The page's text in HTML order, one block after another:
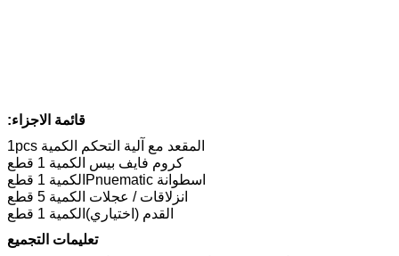
قائمة الاجزاء:
المقعد مع آلية التحكم الكمية 1pcs
كروم فايف بيس الكمية 1 قطع
اسطوانة Pnuematic
الكمية 1 قطع
انزلاقات / عجلات الكمية 5 قطع
القدم (اختياري) الكمية 1 قطع
تعليمات التجميع